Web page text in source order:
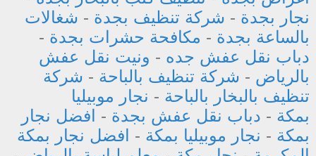
نجار بجدة - شركة تنظيف بجدة - شغالات
بالساعة بجدة - مكافحة حشرات بجدة -
دباب نقل عفش جده - ونيت نقل عفش
بالرياض - شركة تنظيف بالباحة - شركة
تنظيف بالبخار بالباحة - نجار موبيليا
بمكة - دباب نقل عفش بجدة - افضل نجار
بمكة - نجار موبيليا بمكة - افضل نجار بمكة